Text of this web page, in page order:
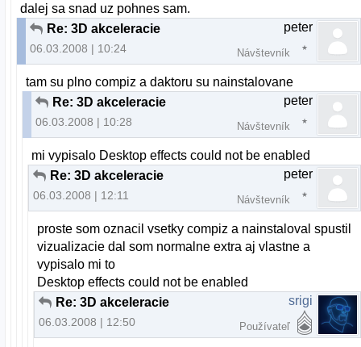
dalej sa snad uz pohnes sam.
Re: 3D akceleracie
06.03.2008 | 10:24
peter
Návštevník
tam su plno compiz a daktoru su nainstalovane
Re: 3D akceleracie
06.03.2008 | 10:28
peter
Návštevník
mi vypisalo Desktop effects could not be enabled
Re: 3D akceleracie
06.03.2008 | 12:11
peter
Návštevník
proste som oznacil vsetky compiz a nainstaloval spustil
vizualizacie dal som normalne extra aj vlastne a
vypisalo mi to
Desktop effects could not be enabled
Re: 3D akceleracie
06.03.2008 | 12:50
srigi
Používateľ